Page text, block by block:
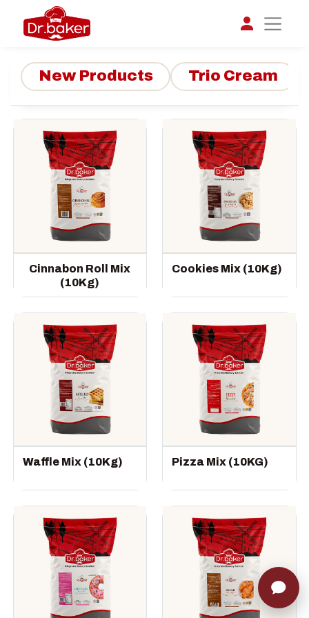
New Products Trio Cream
Cinnabon Roll Mix
(10Kg)
Cookies Mix (10Kg)
Waffle Mix (10Kg) Pizza Mix (10KG)
تواصل مع د.بيكر
عادةً بنرد في دقائق